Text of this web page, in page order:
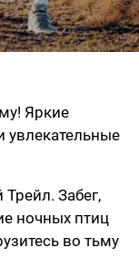
Яркие
увлекательные
Забег,
ночных птиц
во тьму